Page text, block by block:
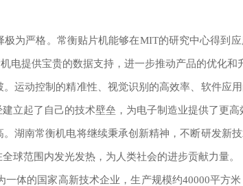
为严格。常衡贴片机能够在MIT的研究中心得到
提供宝贵的数据支持，进一步推动产品的优化和
运动控制的精准性、视觉识别的高效率、软件应
立起了自己的技术壁垒，为电子制造业提供了更高
湖南常衡机电将继续秉承创新精神，不断研发新
球范围内发光发热，为人类社会的进步贡献力量。
体的国家高新技术企业，生产规模约40000平方